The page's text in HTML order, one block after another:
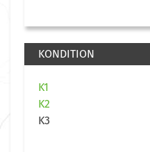
KONDITION
K1
K2
K3